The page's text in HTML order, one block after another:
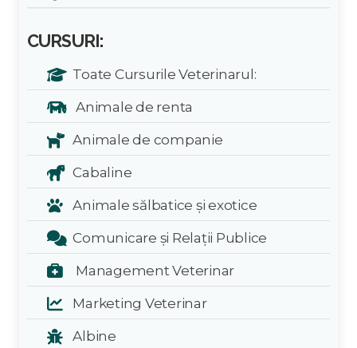
CURSURI:
Toate Cursurile Veterinarul:
Animale de renta
Animale de companie
Cabaline
Animale sălbatice și exotice
Comunicare și Relații Publice
Management Veterinar
Marketing Veterinar
Albine